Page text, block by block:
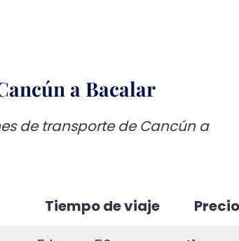
a Bacalar
de transporte de Cancún a
Tiempo de viaje Precio